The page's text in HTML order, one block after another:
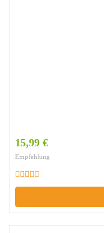
15,99 €
Empfehlung